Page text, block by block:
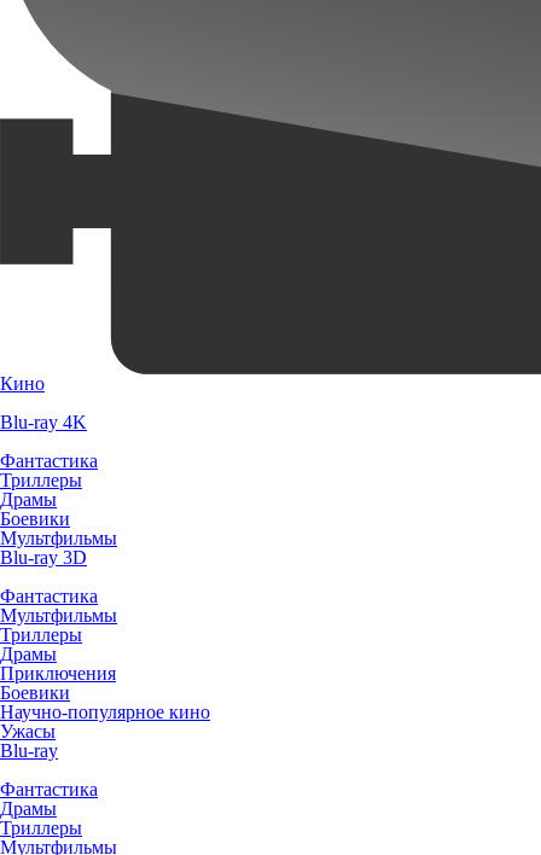
Кино
Blu-ray 4K
Фантастика
Триллеры
Драмы
Боевики
Мультфильмы
Blu-ray 3D
Фантастика
Мультфильмы
Триллеры
Драмы
Приключения
Боевики
Научно-популярное кино
Ужасы
Blu-ray
Фантастика
Драмы
Триллеры
Мультфильмы